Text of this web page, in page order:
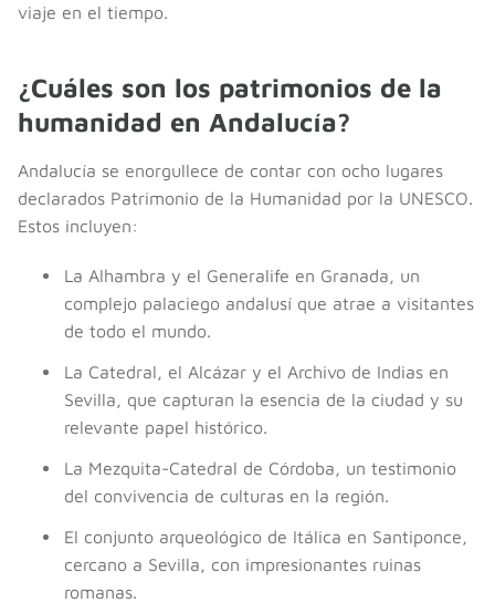
viaje en el tiempo.
¿Cuáles son los patrimonios de la
humanidad en Andalucía?
Andalucía se enorgullece de contar con ocho lugares
declarados Patrimonio de la Humanidad por la UNESCO.
Estos incluyen:
La Alhambra y el Generalife en Granada, un
complejo palaciego andalusí que atrae a visitantes
de todo el mundo.
La Catedral, el Alcázar y el Archivo de Indias en
Sevilla, que capturan la esencia de la ciudad y su
relevante papel histórico.
La Mezquita-Catedral de Córdoba, un testimonio
del convivencia de culturas en la región.
El conjunto arqueológico de Itálica en Santiponce,
cercano a Sevilla, con impresionantes ruinas
romanas.